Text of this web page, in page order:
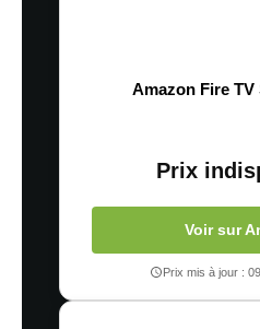
Amazon Fire TV
Prix
Voir sur
Prix mis à jour :